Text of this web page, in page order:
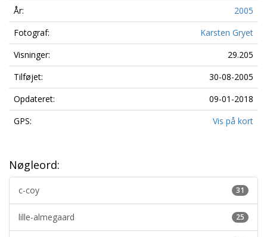
År:
2005
Fotograf:
Karsten Gryet
Visninger:
29.205
Tilføjet:
30-08-2005
Opdateret:
09-01-2018
GPS:
Vis på kort
Nøgleord:
31
c-coy
25
lille-almegaard